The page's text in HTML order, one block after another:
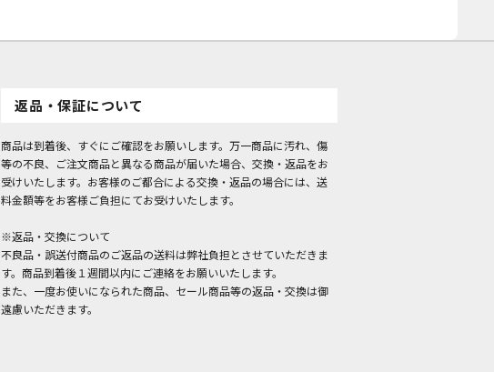
返品・保証について
商品は到着後、すぐにご確認をお願いします。万一商品に汚れ、傷
等の不良、ご注文商品と異なる商品が届いた場合、交換・返品をお
受けいたします。お客様のご都合による交換・返品の場合には、送
料金額等をお客様ご負担にてお受けいたします。
※返品・交換について
不良品・誤送付商品のご返品の送料は弊社負担とさせていただきま
す。商品到着後１週間以内にご連絡をお願いいたします。
また、一度お使いになられた商品、セール商品等の返品・交換は御
遠慮いただきます。